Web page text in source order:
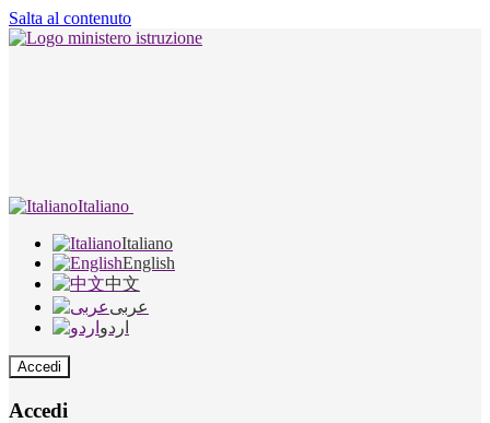
Salta al contenuto
Italiano
Italiano
English
中文
عربى
اردو
Accedi
Accedi